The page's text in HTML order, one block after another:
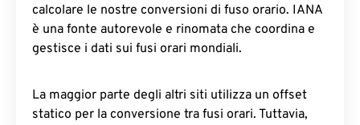
calcolare le nostre conversioni di fuso orario. IANA
è una fonte autorevole e rinomata che coordina e
gestisce i dati sui fusi orari mondiali.
La maggior parte degli altri siti utilizza un offset
statico per la conversione tra fusi orari. Tuttavia,